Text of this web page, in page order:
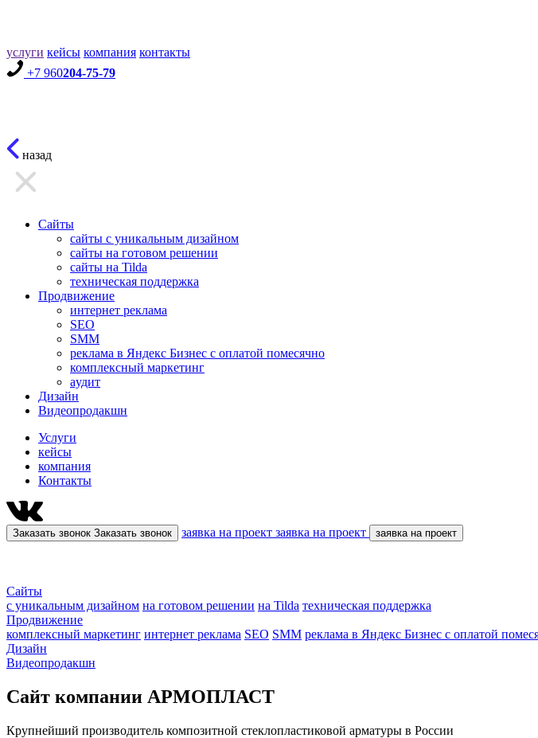
услуги кейсы компания контакты
+7 960204-75-79
назад
Сайты
сайты с уникальным дизайном
сайты на готовом решении
сайты на Tilda
техническая поддержка
Продвижение
интернет реклама
SEO
SMM
реклама в Яндекс Бизнес с оплатой помесячно
комплексный маркетинг
aудит
Дизайн
Видеопродакшн
Услуги
кейсы
компания
Контакты
Заказать звонок Заказать звонок заявка на проект заявка на проект заявка на проект
Сайты
с уникальным дизайном на готовом решении на Tilda техническая поддержка
Продвижение
комплексный маркетинг интернет реклама SEO SMM реклама в Яндекс Бизнес с оплатой
Дизайн
Видеопродакшн
Сайт компании АРМОПЛАСТ
Крупнейший производитель композитной стеклопластиковой арматуры в России